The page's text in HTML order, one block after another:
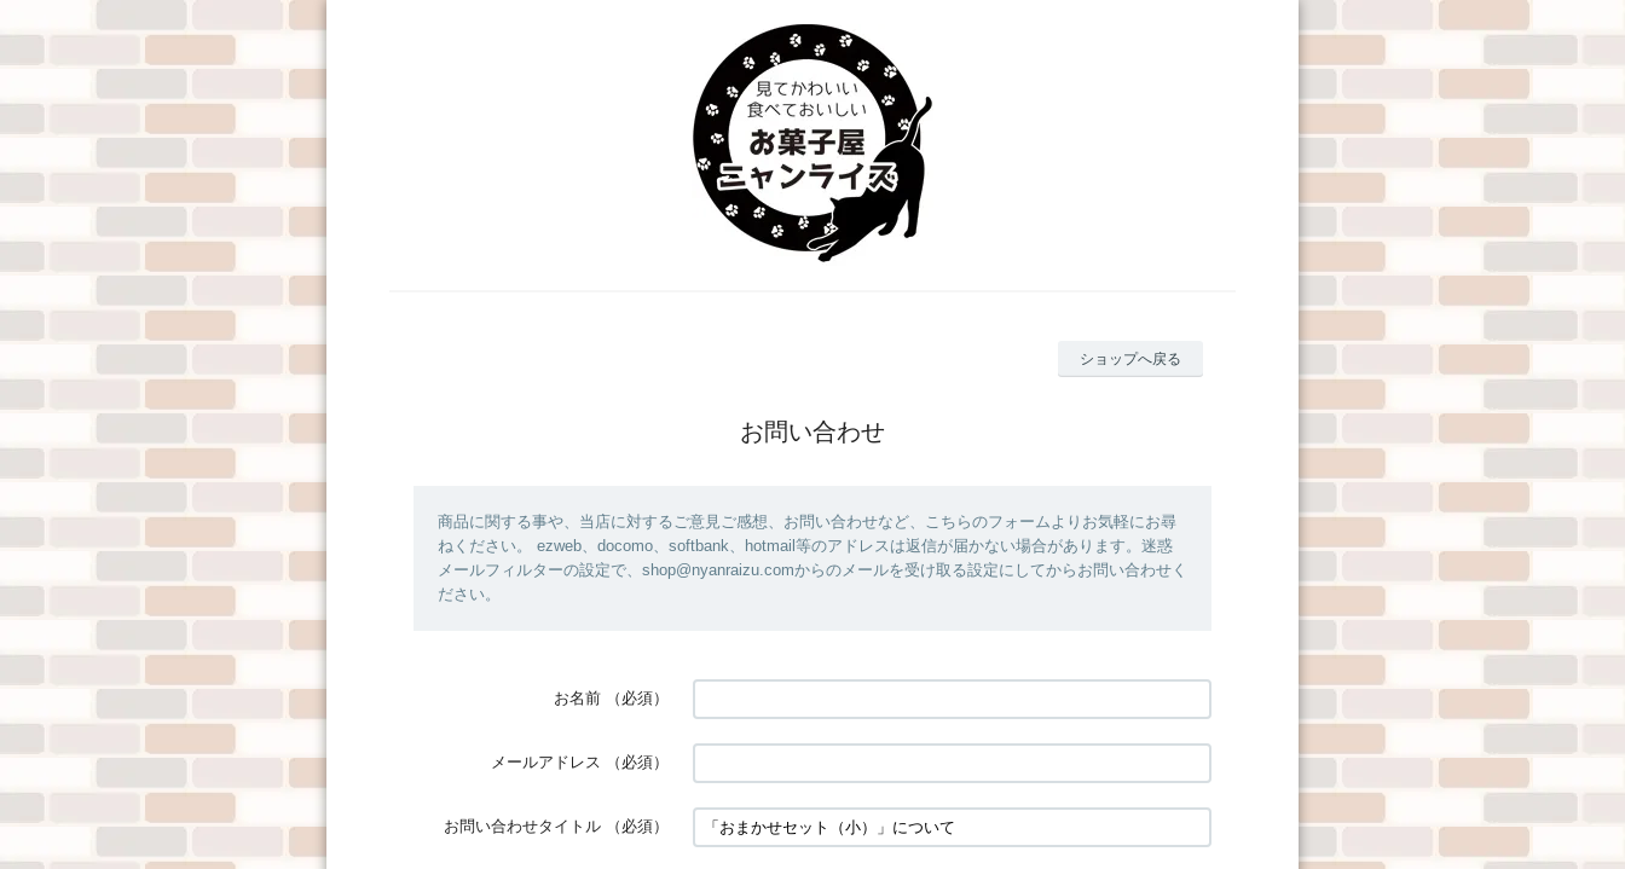
ショップへ戻る
お問い合わせ
商品に関する事や、当店に対するご意見ご感想、お問い合わせなど、こちらのフォームよりお気軽にお尋
ねください。
お名前 （必須）
メールアドレス （必須）
お問い合わせタイトル （必須）